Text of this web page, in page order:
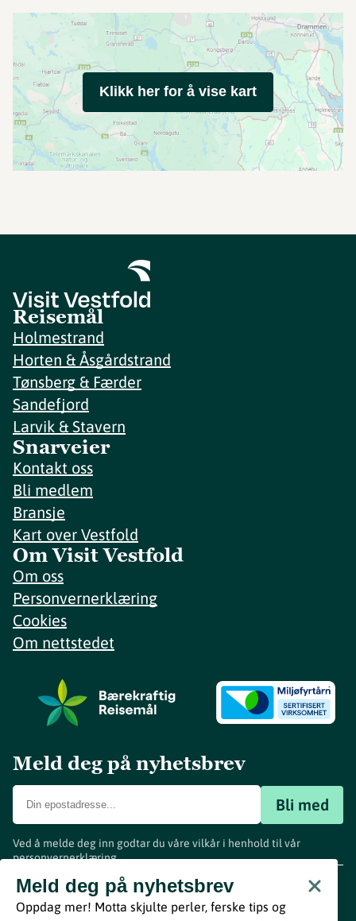
Klikk her for å vise kart
Reisemål
Holmestrand
Horten & Åsgårdstrand
Tønsberg & Færder
Sandefjord
Larvik & Stavern
Snarveier
Kontakt oss
Bli medlem
Bransje
Kart over Vestfold
Om Visit Vestfold
Om oss
Personvernerklæring
Cookies
Om nettstedet
Meld deg på nyhetsbrev
Bli med
Ved å melde deg inn godtar du våre vilkår i henhold til vår
personvernerklæring.
Meld deg på nyhetsbrev
Oppdag mer! Motta skjulte perler, ferske tips og
www.visitvestfold.com
Turistinformasjon